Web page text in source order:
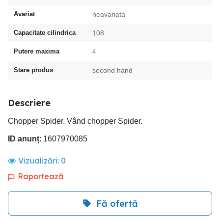
Avariat neavariata
Capacitate cilindrica 108
Putere maxima 4
Stare produs second hand
Descriere
Chopper Spider. Vând chopper Spider.
ID anunț: 1607970085
Vizualizări: 0
Raportează
Fă ofertă